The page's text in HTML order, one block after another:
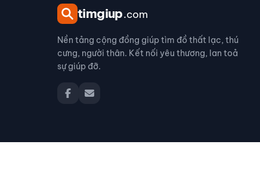
timgiup.com
Nền tảng cộng đồng giúp tìm đồ thất lạc, thú
cưng, người thân. Kết nối yêu thương, lan toả
sự giúp đỡ.